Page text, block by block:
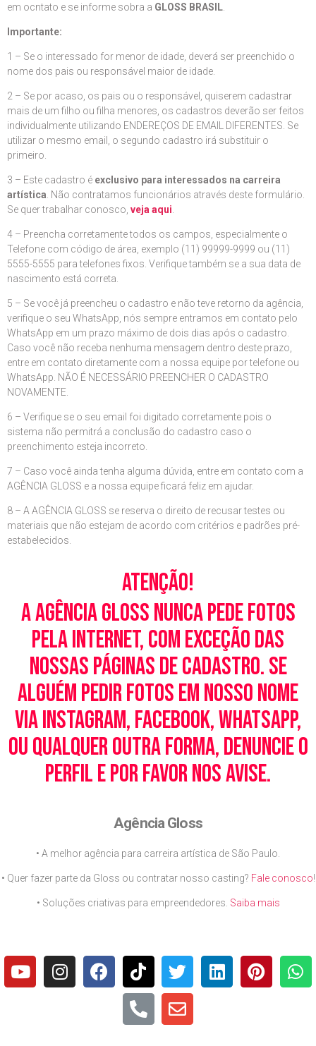
em ocntato e se informe sobra a GLOSS BRASIL
Importante:
1 – Se o interessado for menor de idade, deverá ser preenchido o
nome dos pais ou responsável maior de idade.
2 – Se por acaso, os pais ou o responsável, quiserem cadastrar
mais de um filho ou filha menores, os cadastros deverão ser feitos
individualmente utilizando ENDEREÇOS DE EMAIL DIFERENTES. Se
utilizar o mesmo email, o segundo cadastro irá substituir o
primeiro.
3 – Este cadastro é exclusivo para interessados na carreira
artística . Não contratamos funcionários através deste formulário.
Se quer trabalhar conosco, veja aqui
4 – Preencha corretamente todos os campos, especialmente o
Telefone com código de área, exemplo (11) 99999-9999 ou (11)
5555-5555 para telefones fixos. Verifique também se a sua data de
nascimento está correta.
5 – Se você já preencheu o cadastro e não teve retorno da agência,
verifique o seu WhatsApp, nós sempre entramos em contato pelo
WhatsApp em um prazo máximo de dois dias após o cadastro.
Caso você não receba nenhuma mensagem dentro deste prazo,
entre em contato diretamente com a nossa equipe por telefone ou
WhatsApp. NÃO É NECESSÁRIO PREENCHER O CADASTRO
NOVAMENTE.
6 – Verifique se o seu email foi digitado corretamente pois o
sistema não permitrá a conclusão do cadastro caso o
preenchimento esteja incorreto.
7 – Caso você ainda tenha alguma dúvida, entre em contato com a
AGÊNCIA GLOSS e a nossa equipe ficará feliz em ajudar.
8 – A AGÊNCIA GLOSS se reserva o direito de recusar testes ou
materiais que não estejam de acordo com critérios e padrões pré-
estabelecidos.
Atenção!
A Agência Gloss nunca pede fotos
pela Internet, com exceção das
nossas páginas de cadastro. Se
alguém pedir fotos em nosso nome
via Instagram, Facebook, WhatsApp,
ou qualquer outra forma, denuncie o
perfil e por favor nos avise.
Agência Gloss
• A melhor agência para carreira artística de São Paulo.
• Quer fazer parte da Gloss ou contratar nosso casting? Fale conosco!
• Soluções criativas para empreendedores. Saiba mais